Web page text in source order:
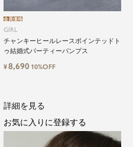
のファッションアイテ
意しておきたいもの
見せる力は、ファッシ
ものです。
い もっと気軽にもっ
れが、ドレスブラン
GIRL
チャンキーヒールレースポインテッドト
ゥ結婚式パーティーパンプス
会員価格
¥8,690 10%OFF
詳細を見る
お気に入りに登録する